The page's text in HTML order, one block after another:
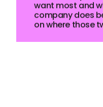
Know what your
want most and
company does